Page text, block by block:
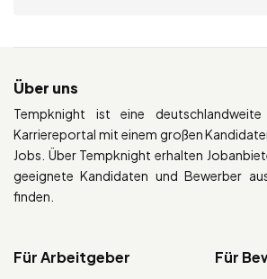
Über uns
Tempknight ist eine
Karriereportal mit einem großen
Jobs. Über Tempknight erhalten
geeignete Kandidaten und Bewerber
finden.
Für Arbeitgeber Für